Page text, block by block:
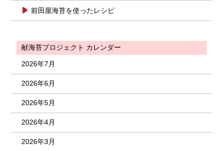
前田屋海苔を使ったレシピ
献海苔プロジェクト カレンダー
2026年7月
2026年6月
2026年5月
2026年4月
2026年3月